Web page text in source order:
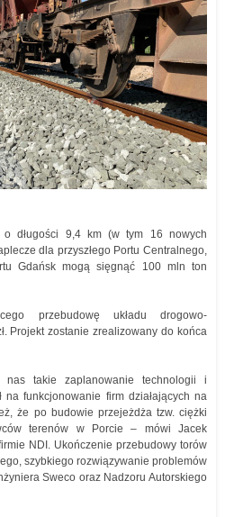
o długości 9,4 km (w tym 16 nowych
dla przyszłego Portu Centralnego,
Gdańsk mogą sięgnąć 100 mln ton
przebudowę układu drogowo-
Projekt zostanie zrealizowany do końca
nas takie zaplanowanie technologii i
na funkcjonowanie firm działających na
że po budowie przejeżdża tzw. ciężki
terenów w Porcie – mówi Jacek
NDI. Ukończenie przebudowy torów
szybkiego rozwiązywanie problemów
Sweco oraz Nadzoru Autorskiego